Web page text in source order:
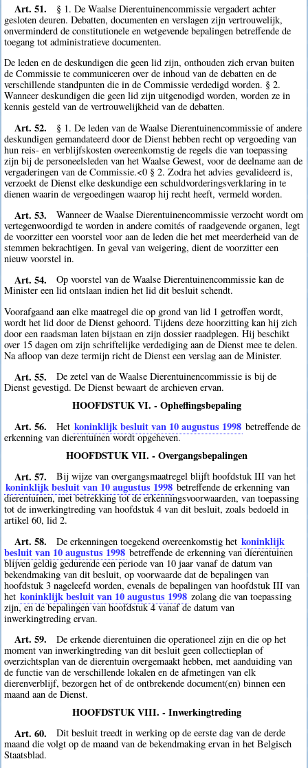
Art. 51.
§ 1. De Waalse Dierentuinencommissie vergadert achter
gesloten deuren. Debatten, documenten en verslagen zijn vertrouwelijk,
onverminderd de constitutionele en wetgevende bepalingen betreffende de
toegang tot administratieve documenten.
De leden en de deskundigen die geen lid zijn, onthouden zich ervan buiten
de Commissie te communiceren over de inhoud van de debatten en de
verschillende standpunten die in de Commissie verdedigd worden. § 2.
Wanneer deskundigen die geen lid zijn uitgenodigd worden, worden ze in
kennis gesteld van de vertrouwelijkheid van de debatten.
Art. 52.
§ 1. De leden van de Waalse Dierentuinencommissie of andere
deskundigen gemandateerd door de Dienst hebben recht op vergoeding van
hun reis- en verblijfskosten overeenkomstig de regels die van toepassing
zijn bij de personeelsleden van het Waalse Gewest, voor de deelname aan de
vergaderingen van de Commissie.<0 § 2. Zodra het advies gevalideerd is,
verzoekt de Dienst elke deskundige een schuldvorderingsverklaring in te
dienen waarin de vergoedingen waarop hij recht heeft, vermeld worden.
Art. 53.
Wanneer de Waalse Dierentuinencommissie verzocht wordt om
vertegenwoordigd te worden in andere comités of raadgevende organen, legt
de voorzitter een voorstel voor aan de leden die het met meerderheid van de
stemmen bekrachtigen. In geval van weigering, dient de voorzitter een
nieuw voorstel in.
Art. 54.
Op voorstel van de Waalse Dierentuinencommissie kan de
Minister een lid ontslaan indien het lid dit besluit schendt.
Voorafgaand aan elke maatregel die op grond van lid 1 getroffen wordt,
wordt het lid door de Dienst gehoord. Tijdens deze hoorzitting kan hij zich
door een raadsman laten bijstaan en zijn dossier raadplegen. Hij beschikt
over 15 dagen om zijn schriftelijke verdediging aan de Dienst mee te delen.
Na afloop van deze termijn richt de Dienst een verslag aan de Minister.
Art. 55.
De zetel van de Waalse Dierentuinencommissie is bij de
Dienst gevestigd. De Dienst bewaart de archieven ervan.
HOOFDSTUK VI. - Opheffingsbepaling
Art. 56.
Het koninklijk besluit van 10 augustus 1998 betreffende de
erkenning van dierentuinen wordt opgeheven.
HOOFDSTUK VII. - Overgangsbepalingen
Art. 57.
Bij wijze van overgangsmaatregel blijft hoofdstuk III van het
koninklijk besluit van 10 augustus 1998 betreffende de erkenning van
dierentuinen, met betrekking tot de erkenningsvoorwaarden, van toepassing
tot de inwerkingtreding van hoofdstuk 4 van dit besluit, zoals bedoeld in
artikel 60, lid 2.
Art. 58. De erkenningen toegekend overeenkomstig het koninklijk
besluit van 10 augustus 1998 betreffende de erkenning van dierentuinen
blijven geldig gedurende een periode van 10 jaar vanaf de datum van
bekendmaking van dit besluit, op voorwaarde dat de bepalingen van
hoofdstuk 3 nageleefd worden, evenals de bepalingen van hoofdstuk III van
het koninklijk besluit van 10 augustus 1998 zolang die van toepassing
zijn, en de bepalingen van hoofdstuk 4 vanaf de datum van
inwerkingtreding ervan.
Art. 59.
De erkende dierentuinen die operationeel zijn en die op het
moment van inwerkingtreding van dit besluit geen collectieplan of
overzichtsplan van de dierentuin overgemaakt hebben, met aanduiding van
de functie van de verschillende lokalen en de afmetingen van elk
dierenverblijf, bezorgen het of de ontbrekende document(en) binnen een
maand aan de Dienst.
HOOFDSTUK VIII. - Inwerkingtreding
Art. 60.
Dit besluit treedt in werking op de eerste dag van de derde
maand die volgt op de maand van de bekendmaking ervan in het Belgisch
Staatsblad.